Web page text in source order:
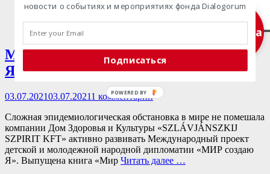
Международный проект «Мир создаю
Я»
Опубликовано
03.07.202103.07.20211 комментарий
Сложная эпидемиологическая обстановка в мире не помешала
компании Дом Здоровья и Культуры «SZLÁVJÁNSZKIJ
SZPIRIT KFT» активно развивать Международный проект
детской и молодежной народной дипломатии «МИР создаю
Я». Выпущена книга «Мир Читать далее …
Подписка
новости о событиях и мероприятиях фонда Dialogorum
Подписаться
POWERED